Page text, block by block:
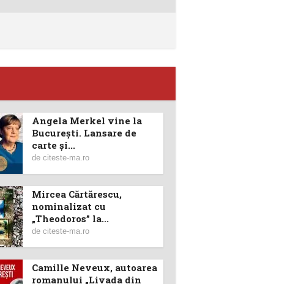
Angela Merkel vine la
București. Lansare de
carte şi...
de citeste-ma.ro
Mircea Cărtărescu,
nominalizat cu
„Theodoros” la...
de citeste-ma.ro
Camille Neveux, autoarea
romanului „Livada din